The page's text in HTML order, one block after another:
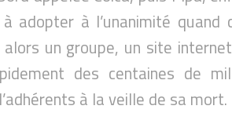
adopter à l’unanimité quand
un groupe, un site
des centaines de
à la veille de sa mort.